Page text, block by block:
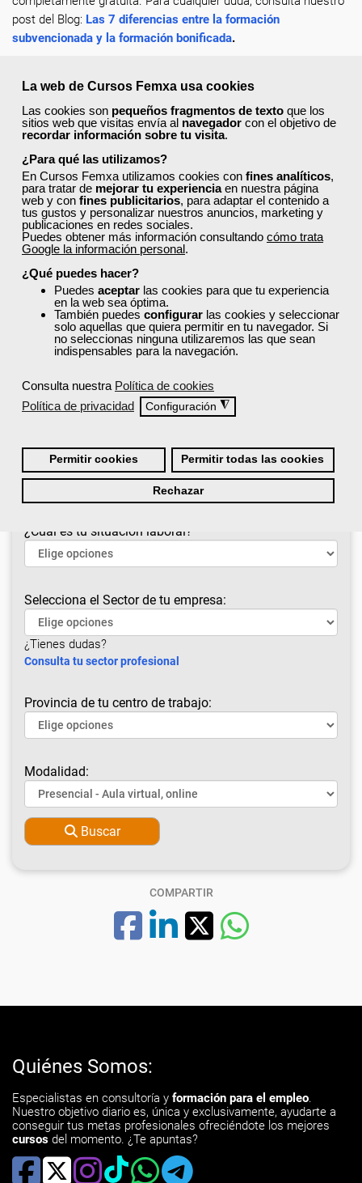
La web de Cursos Femxa usa cookies
Las cookies son pequeños fragmentos de texto que los
sitios web que visitas envía al navegador con el objetivo de
recordar información sobre tu visita.
¿Para qué las utilizamos?
En Cursos Femxa utilizamos cookies con fines analíticos,
para tratar de mejorar tu experienciaen nuestra página
web y con fines publicitarios, para adaptar el contenido a
tus gustos y personalizar nuestros anuncios, marketing y
publicaciones en redes sociales.
Puedes obtener más información consultando cómo trata
Google la información personal.
¿Qué puedes hacer?
Puedes aceptar las cookies para que tu experiencia
en la web sea óptima.
También puedes configurar las cookies y seleccionar
solo aquellas que quiera permitir en tu navegador. Si
no seleccionas ninguna utilizaremos las que sean
indispensables para la navegación.
Consulta nuestra Política de cookies
Política de privacidad
Configuración ◮
Permitir cookies Permitir todas las cookies
Rechazar
post del Blog: Las 7 diferencias entre la formación
subvencionada y la formación bonificada.
actualizados, de esta forma encontrarás más rápido los cursos
a los que puedes acceder y solicitar plaza en un clic.
¡Escoge tu curso favorito, solicita tu plaza y mejora como
¿No encuentras el curso que estás
buscando?
Consulta a continuación nuestra
lista de cursos
recomendadosy accede a la formación gratuita
que te ayudará a impulsar tu carrera profesional
o mejorar tu desarrollo personal.
Cursos recomendados para el sector otros
servicios
¿Cuál es tu situación laboral?
Selecciona el Sector de tu empresa:
¿Tienes dudas?
Consulta tu sector profesional
Provincia de tu centro de trabajo:
Modalidad:
Buscar
COMPARTIR
Quiénes Somos:
Especialistas en consultoría y formación para el empleo.
Nuestro objetivo diario es, única y exclusivamente, ayudarte a
conseguir tus metas profesionales ofreciéndote los mejores
cursos del momento. ¿Te apuntas?